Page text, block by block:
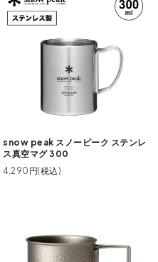
snow peak スノーピーク ステンレ
ス真空マグ 300
4,290円(税込)